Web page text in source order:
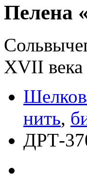
Пелена
XVII века
нить,
ДРТ-